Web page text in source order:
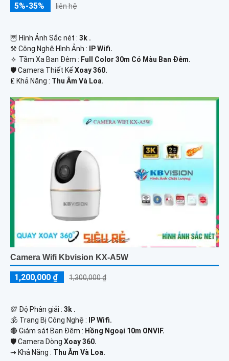
5%-35% liên hệ
🦉 Hình Ảnh Sắc nét : 3k .
⚒ Công Nghệ Hình Ảnh :
IP Wifi.
🔅 Tầm Xa Ban Đêm : Full Color 30m Có Màu Ban Ðêm.
🛡 Camera Thiết Kế Xoay 360.
️₤ Khả Năng : Thu Âm Và Loa.
Camera Wifi Kbvision KX-A5W
1,200,000 ₫ 1,300,000 ₫
💯 Độ Phân giải : 3k .
🕉️ Trang Bị Công Nghệ : IP Wifi.
🔴 Giám sát Ban Đêm : Hồng Ngoại 10m ONVIF.
🛡 Camera Dòng Xoay 360.
️⇝ Khả Năng : Thu Âm Và Loa.